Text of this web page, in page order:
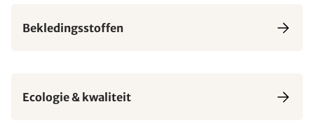
Bekledingsstoffen
Ecologie & kwaliteit